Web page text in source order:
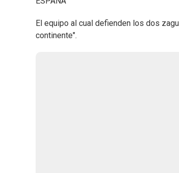
El equipo al cual defienden los dos
continente".